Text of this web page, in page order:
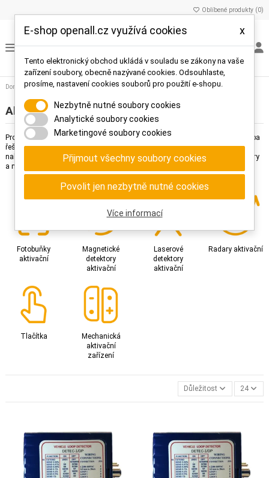
Oblíbené produkty (0)
Domů Aktivační prvky
Aktivační prvky
Produkty pro automatickou aktivaci zařízení vhodné všude tam, kde není třeba
řešit autorizaci vstupujících osob a vjíždějících vozidel. V této kategorii
naleznete aktivační fotobuňky, magnetické detekory, laserové detektory, radary
a mechanické aktivační prvky.
Fotobuňky
aktivační
Magnetické
detektory
aktivační
Laserové
detektory
aktivační
Radary aktivační
Tlačítka
Mechanická
aktivační
zařízení
Důležitost 24
E-shop openall.cz využívá cookies x
Tento elektronický obchod ukládá v souladu se zákony na vaše
zařízení soubory, obecně nazývané cookies. Odsouhlaste,
prosíme, nastavení cookies souborů pro použití e-shopu.
Nezbytně nutné soubory cookies
Analytické soubory cookies
Marketingové soubory cookies
Přijmout všechny soubory cookies
Povolit jen nezbytně nutné cookies
Více informací